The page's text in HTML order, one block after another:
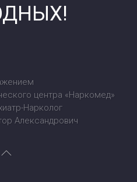
центра «Наркомед»
Нарколог
Александрович